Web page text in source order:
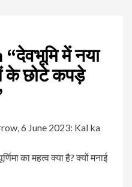
“देवभूमि में नया
के छोटे कपड़े
6 June 2023: Kal ka
का महत्व क्या है? क्यों मनाई